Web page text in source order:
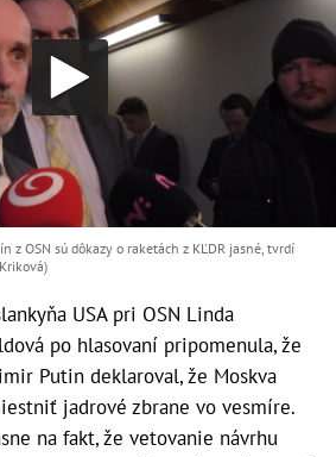
z OSN sú dôkazy o raketách z KĽDR jasné, tvrdí
USA pri OSN Linda
po hlasovaní pripomenula, že
Putin deklaroval, že Moskva
jadrové zbrane vo vesmíre.
na fakt, že vetovanie návrhu